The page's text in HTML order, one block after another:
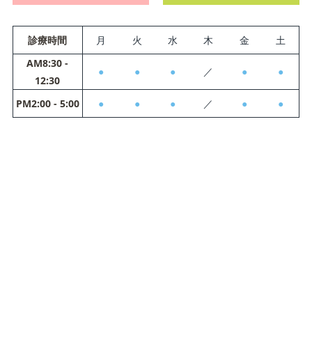
診療時間 月 火 水 木 金
土
AM8:30 -
12:30
● ● ● ／ ● ●
PM2:00 - 5:00 ● ● ● ／ ● ●